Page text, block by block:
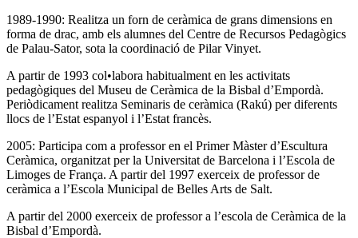
1989-1990: Realitza un forn de ceràmica de grans dimensions en
forma de drac, amb els alumnes del Centre de Recursos Pedagògics
de Palau-Sator, sota la coordinació de Pilar Vinyet.
A partir de 1993 col•labora habitualment en les activitats
pedagògiques del Museu de Ceràmica de la Bisbal d’Empordà.
Periòdicament realitza Seminaris de ceràmica (Rakú) per diferents
llocs de l’Estat espanyol i l’Estat francès.
2005: Participa com a professor en el Primer Màster d’Escultura
Ceràmica, organitzat per la Universitat de Barcelona i l’Escola de
Limoges de França. A partir del 1997 exerceix de professor de
ceràmica a l’Escola Municipal de Belles Arts de Salt.
A partir del 2000 exerceix de professor a l’escola de Ceràmica de la
Bisbal d’Empordà.